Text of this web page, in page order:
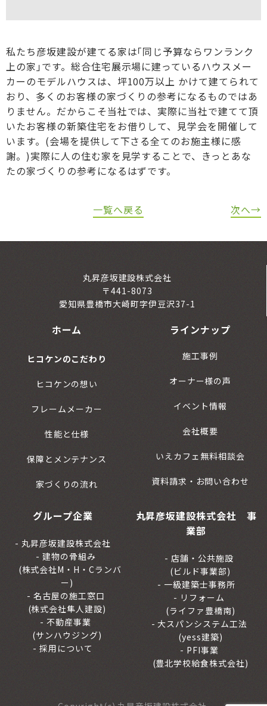
私たち彦坂建設が建てる家は｢同じ予算ならワンランク
上の家｣です。総合住宅展示場に建っているハウスメー
カーのモデルハウスは、坪100万以上 かけて建てられて
おり、多くのお客様の家づくりの参考になるものではあ
りません。だからこそ当社では、実際に当社で建てて頂
いたお客様の新築住宅をお借りして、見学会を開催して
います。(会場を提供して下さる全てのお施主様に感
謝。)実際に人の住む家を見学することで、きっとあな
たの家づくりの参考になるはずです。
一覧へ戻る 次へ→
丸昇彦坂建設株式会社
〒441-8073
愛知県豊橋市大崎町字伊豆沢37-1
ホーム
ヒコケンのこだわり
ヒコケンの想い
フレームメーカー
性能と仕様
保障とメンテナンス
家づくりの流れ
ラインナップ
施工事例
オーナー様の声
イベント情報
会社概要
いえカフェ無料相談会
資料請求・お問い合わせ
グループ企業
丸昇彦坂建設株式会社
建物の骨組み
(株式会社M・H・Cランバ
ー)
名古屋の施工窓口
(株式会社隼人建設)
不動産事業
(サンハウジング)
採用について
丸昇彦坂建設株式会社 事
業部
店舗・公共施設
(ビルド事業部)
一級建築士事務所
リフォーム
(ライファ豊橋南)
大スパンシステム工法
(yess建築)
PFI事業
(豊北学校給食株式会社)